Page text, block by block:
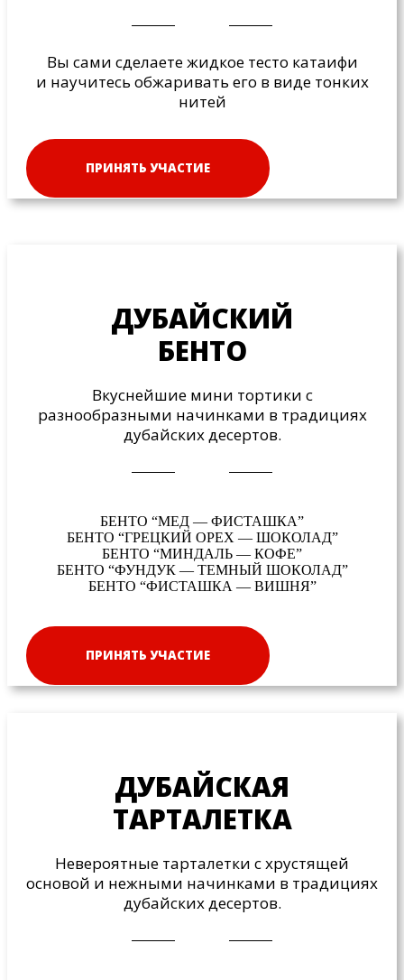
Вы сами сделаете жидкое тесто катаифи
и научитесь обжаривать его в виде тонких
нитей
ПРИНЯТЬ УЧАСТИЕ
ДУБАЙСКИЙ
БЕНТО
Вкуснейшие мини тортики с
разнообразными начинками в традициях
дубайских десертов.
БЕНТО “МЕД — ФИСТАШКА”
БЕНТО “ГРЕЦКИЙ ОРЕХ — ШОКОЛАД”
БЕНТО “МИНДАЛЬ — КОФЕ”
БЕНТО “ФУНДУК — ТЕМНЫЙ ШОКОЛАД”
БЕНТО “ФИСТАШКА — ВИШНЯ”
ПРИНЯТЬ УЧАСТИЕ
ДУБАЙСКАЯ
ТАРТАЛЕТКА
Невероятные тарталетки с хрустящей
основой и нежными начинками в традициях
дубайских десертов.